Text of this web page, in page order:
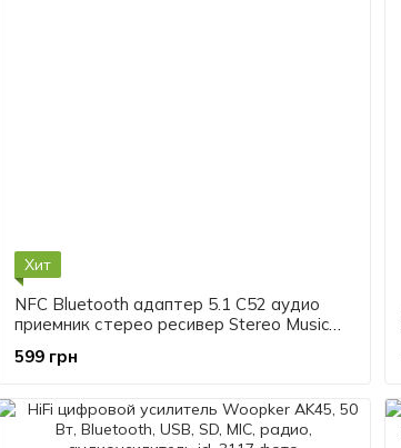
Хит
NFC Bluetooth адаптер 5.1 C52 аудио
приемник стерео ресивер Stereo Music
3.5mm AUX
599 грн